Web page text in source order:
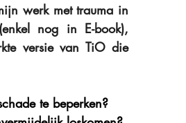
werk met trauma in
versie van TiO die
te beperken?